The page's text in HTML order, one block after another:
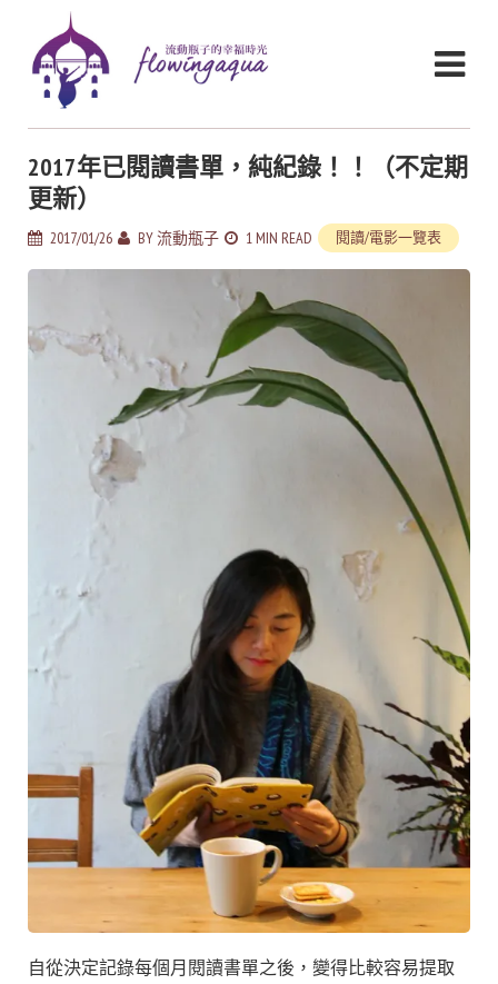
2017年已閱讀書單，純紀錄！！（不定期
更新）
2017/01/26 BY流動瓶子 1 MIN READ 閱讀/電影一覽表
自從決定記錄每個月閱讀書單之後，變得比較容易提取